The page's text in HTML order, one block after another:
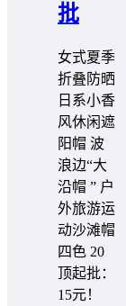
批
女式夏季
折叠防晒
日系小香
风休闲遮
阳帽 波
浪边“大
沿帽 ” 户
外旅游运
动沙滩帽
四色 20
顶起批：
15元！